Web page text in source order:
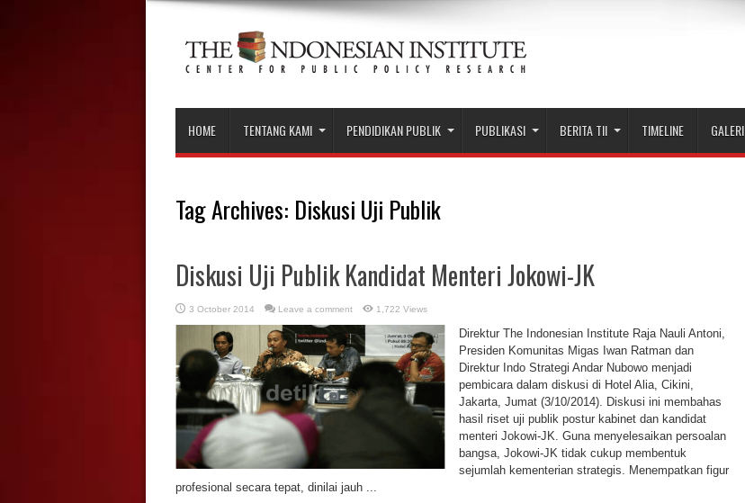
HOME TENTANG KAMI PENDIDIKAN PUBLIK PUBLIKASI BERITA TII TIMELINE GALERI
Tag Archives: Diskusi Uji Publik
Diskusi Uji Publik Kandidat Menteri Jokowi-JK
3 October 2014 Leave a comment 1,722 Views
Direktur The Indonesian Institute Raja Nauli Antoni,
Presiden Komunitas Migas Iwan Ratman dan
Direktur Indo Strategi Andar Nubowo menjadi
pembicara dalam diskusi di Hotel Alia, Cikini,
Jakarta, Jumat (3/10/2014). Diskusi ini membahas
hasil riset uji publik postur kabinet dan kandidat
menteri Jokowi-JK. Guna menyelesaikan persoalan
bangsa, Jokowi-JK tidak cukup membentuk
sejumlah kementerian strategis. Menempatkan figur
profesional secara tepat, dinilai jauh ...